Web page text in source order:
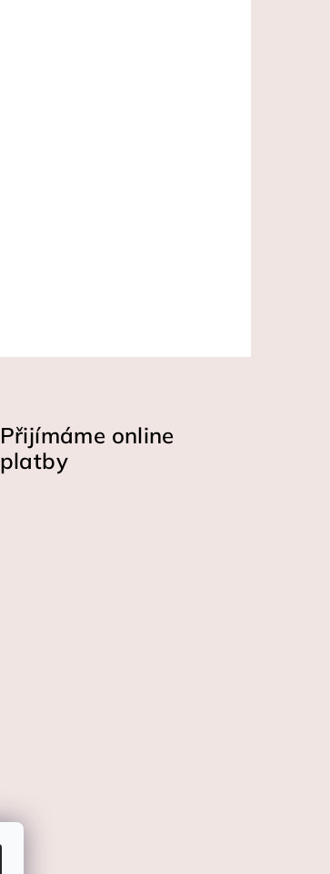
Přijímáme online
platby